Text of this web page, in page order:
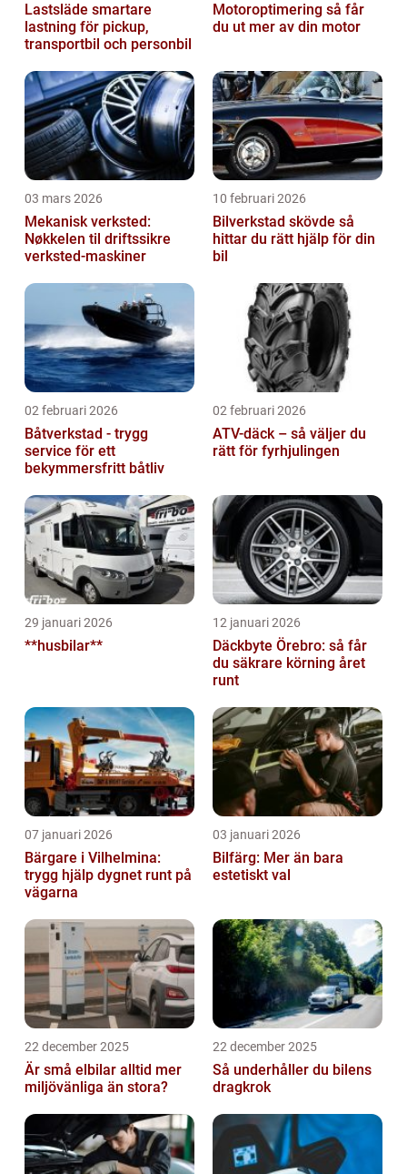
Lastsläde smartare
lastning för pickup,
transportbil och personbil
Motoroptimering så får
du ut mer av din motor
03 mars 2026
Mekanisk verksted:
Nøkkelen til driftssikre
verksted-maskiner
10 februari 2026
Bilverkstad skövde så
hittar du rätt hjälp för din
bil
02 februari 2026
Båtverkstad - trygg
service för ett
bekymmersfritt båtliv
02 februari 2026
ATV-däck – så väljer du
rätt för fyrhjulingen
29 januari 2026
**husbilar**
12 januari 2026
Däckbyte Örebro: så får
du säkrare körning året
runt
07 januari 2026
Bärgare i Vilhelmina:
trygg hjälp dygnet runt på
vägarna
03 januari 2026
Bilfärg: Mer än bara
estetiskt val
22 december 2025
Är små elbilar alltid mer
miljövänliga än stora?
22 december 2025
Så underhåller du bilens
dragkrok